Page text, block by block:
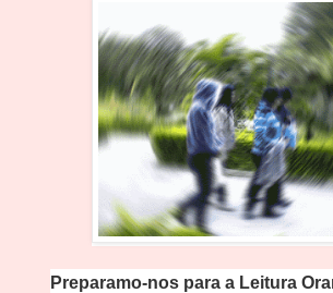
Preparamo-nos para a Leitura